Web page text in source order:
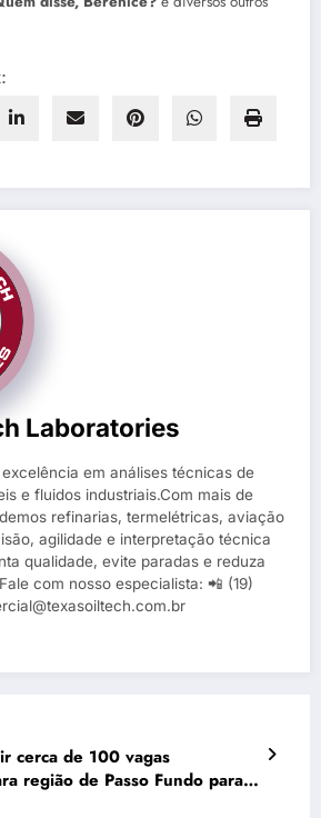
Laboratories
em análises técnicas de
e fluidos industriais.Com mais de
refinarias, termelétricas, aviação
agilidade e interpretação técnica
qualidade, evite paradas e reduza
com nosso especialista: 📲 (19)
cerca de 100 vagas
região de Passo Fundo para o